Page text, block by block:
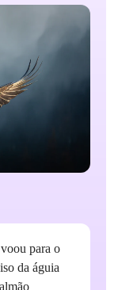
para o
da águia